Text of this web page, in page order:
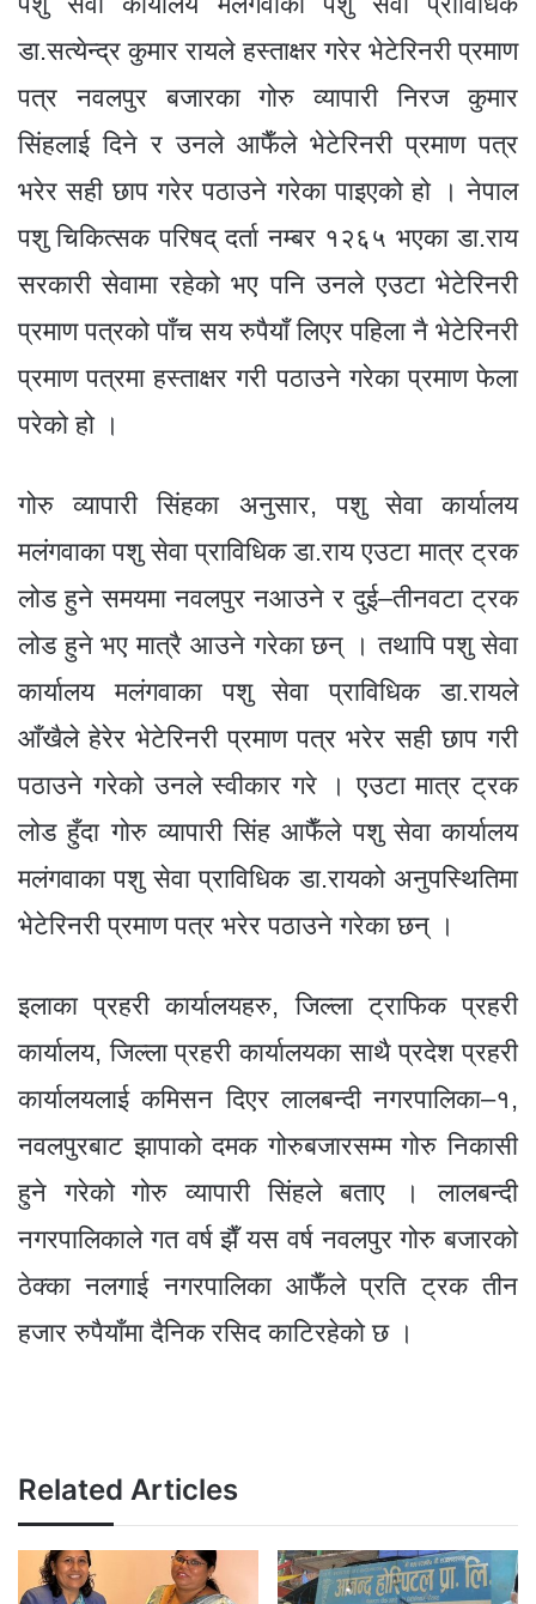
डा.सत्येन्द्र कुमार रायले हस्ताक्षर गरेर भेटेरिनरी प्रमाण
पत्र नवलपुर बजारका गोरु व्यापारी निरज कुमार
सिंहलाई दिने र उनले आफैँले भेटेरिनरी प्रमाण पत्र
भरेर सही छाप गरेर पठाउने गरेका पाइएको हो । नेपाल
पशु चिकित्सक परिषद् दर्ता नम्बर १२६५ भएका डा.राय
सरकारी सेवामा रहेको भए पनि उनले एउटा भेटेरिनरी
प्रमाण पत्रको पाँच सय रुपैयाँ लिएर पहिला नै भेटेरिनरी
प्रमाण पत्रमा हस्ताक्षर गरी पठाउने गरेका प्रमाण फेला
परेको हो ।
गोरु व्यापारी सिंहका अनुसार, पशु सेवा कार्यालय
मलंगवाका पशु सेवा प्राविधिक डा.राय एउटा मात्र ट्रक
लोड हुने समयमा नवलपुर नआउने र दुई–तीनवटा ट्रक
लोड हुने भए मात्रै आउने गरेका छन् । तथापि पशु सेवा
कार्यालय मलंगवाका पशु सेवा प्राविधिक डा.रायले
आँखैले हेरेर भेटेरिनरी प्रमाण पत्र भरेर सही छाप गरी
पठाउने गरेको उनले स्वीकार गरे । एउटा मात्र ट्रक
लोड हुँदा गोरु व्यापारी सिंह आफैँले पशु सेवा कार्यालय
मलंगवाका पशु सेवा प्राविधिक डा.रायको अनुपस्थितिमा
भेटेरिनरी प्रमाण पत्र भरेर पठाउने गरेका छन् ।
इलाका प्रहरी कार्यालयहरु, जिल्ला ट्राफिक प्रहरी
कार्यालय, जिल्ला प्रहरी कार्यालयका साथै प्रदेश प्रहरी
कार्यालयलाई कमिसन दिएर लालबन्दी नगरपालिका–१,
नवलपुरबाट झापाको दमक गोरुबजारसम्म गोरु निकासी
हुने गरेको गोरु व्यापारी सिंहले बताए । लालबन्दी
नगरपालिकाले गत वर्ष झैँ यस वर्ष नवलपुर गोरु बजारको
ठेक्का नलगाई नगरपालिका आफैँले प्रति ट्रक तीन
हजार रुपैयाँमा दैनिक रसिद काटिरहेको छ ।
Related Articles